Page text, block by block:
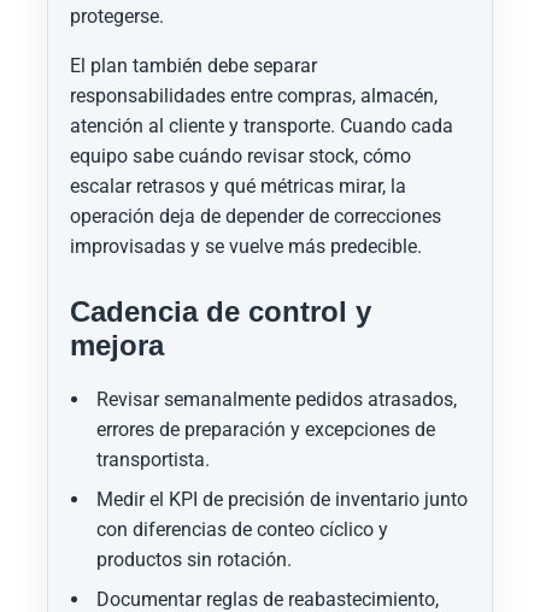
protegerse.
El plan también debe separar
responsabilidades entre compras, almacén,
atención al cliente y transporte. Cuando cada
equipo sabe cuándo revisar stock, cómo
escalar retrasos y qué métricas mirar, la
operación deja de depender de correcciones
improvisadas y se vuelve más predecible.
Cadencia de control y
mejora
Revisar semanalmente pedidos atrasados,
errores de preparación y excepciones de
transportista.
Medir el KPI de precisión de inventario junto
con diferencias de conteo cíclico y
productos sin rotación.
Documentar reglas de reabastecimiento,